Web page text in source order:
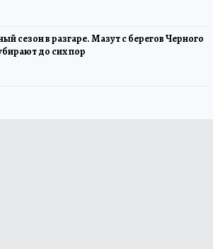
сезон в разгаре. Мазут с берегов Черного
до сих пор